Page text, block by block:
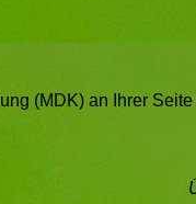
(MDK) an Ihrer